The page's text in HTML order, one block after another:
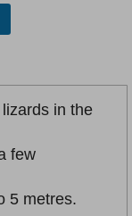
in the
few
5 metres.